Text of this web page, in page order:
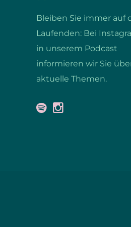
Bleiben Sie immer auf
Laufenden: Bei
in unserem Podcast
informieren wir Sie
aktuelle Themen.